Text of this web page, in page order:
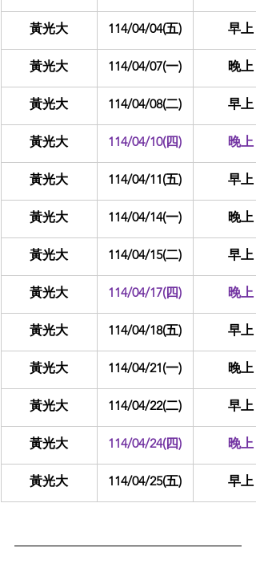
黃光大 114/04/04(五) 早上
黃光大 114/04/07(一) 晚上
黃光大 114/04/08(二) 早上
黃光大 114/04/10(四) 晚上
黃光大 114/04/11(五) 早上
黃光大 114/04/14(一) 晚上
黃光大 114/04/15(二) 早上
黃光大 114/04/17(四) 晚上
黃光大 114/04/18(五) 早上
黃光大 114/04/21(一) 晚上
黃光大 114/04/22(二) 早上
黃光大 114/04/24(四) 晚上
黃光大 114/04/25(五) 早上